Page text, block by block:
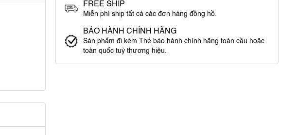
FREE SHIP
Miễn phí ship tất cả các đơn hàng đồng hồ.
BẢO HÀNH CHÍNH HÃNG
Sản phẩm đi kèm Thẻ bảo hành chính hãng toàn cầu hoặc
toàn quốc tuỳ thương hiệu.